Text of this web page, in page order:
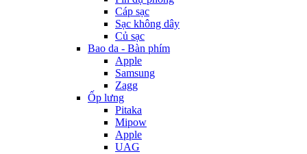
Cáp sạc
Sạc không dây
Củ sạc
Bao da - Bàn phím
Apple
Samsung
Zagg
Ốp lưng
Pitaka
Mipow
Apple
UAG